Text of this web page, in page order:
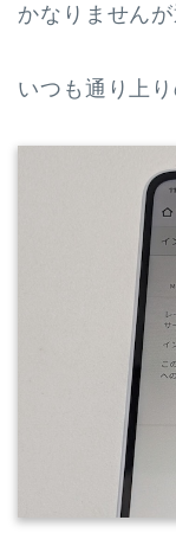
かなりません
いつも通り上